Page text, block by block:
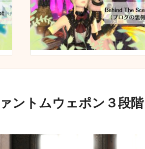
ントムウェポン３段